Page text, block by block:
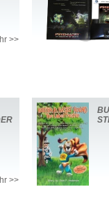
>>
>>